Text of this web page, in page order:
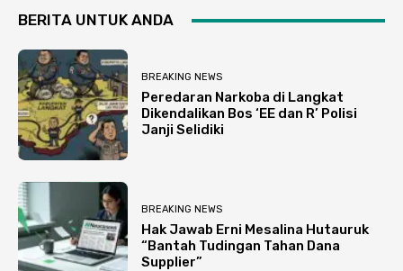
BERITA UNTUK ANDA
BREAKING NEWS
Peredaran Narkoba di Langkat
Dikendalikan Bos ‘EE dan R’ Polisi
Janji Selidiki
BREAKING NEWS
Hak Jawab Erni Mesalina Hutauruk
“Bantah Tudingan Tahan Dana
Supplier”